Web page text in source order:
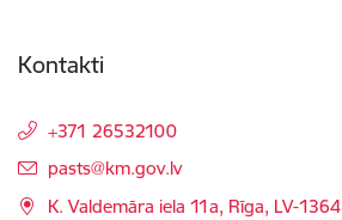
Kontakti
+371 26532100
E-pasts:
pasts@km.gov.lv
K. Valdemāra iela 11a, Rīga, LV-1364